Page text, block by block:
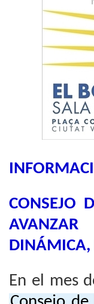
CONSEJO
DINÁMICA,
En el mes